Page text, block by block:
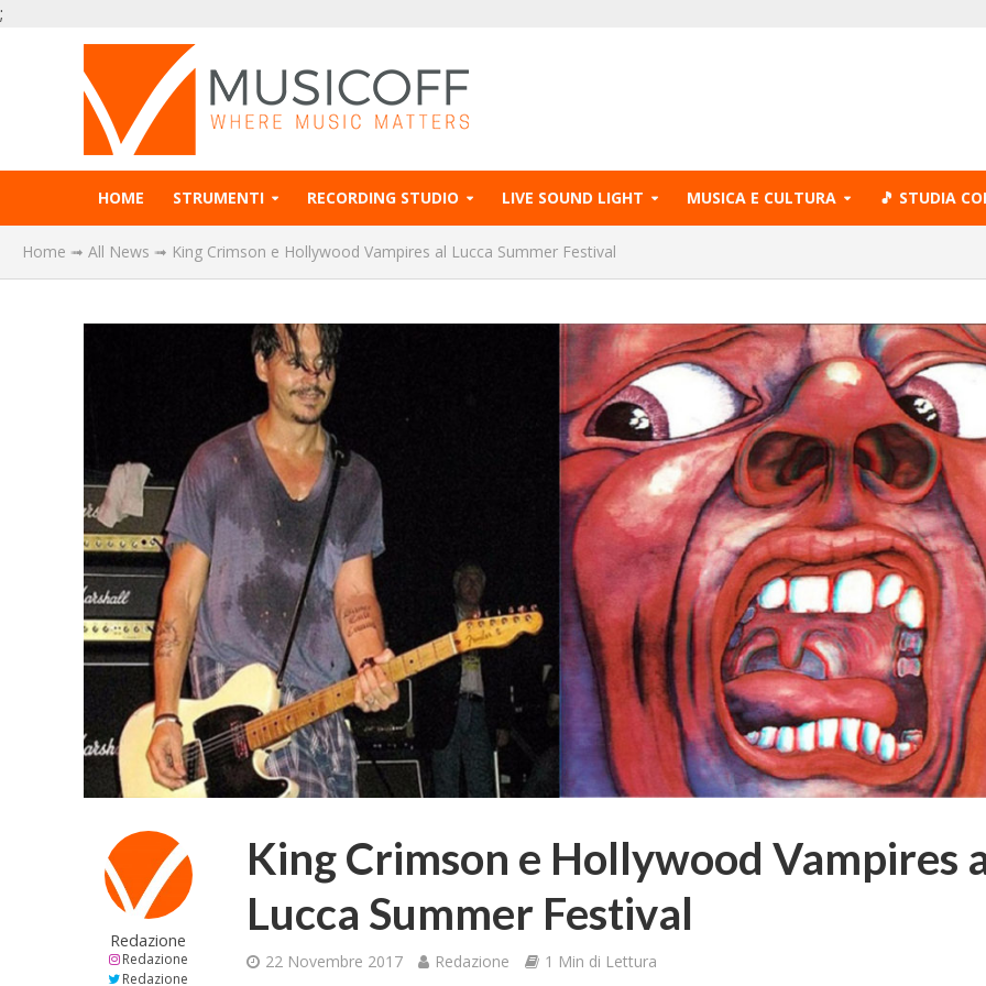
;
HOME STRUMENTI RECORDING STUDIO LIVE SOUND LIGHT MUSICA E CULTURA 🎵 STUDIA
Home ➟ All News ➟ King Crimson e Hollywood Vampires al Lucca Summer Festival
Redazione
Redazione
Redazione
King Crimson e Hollywood Vampires
Lucca Summer Festival
22 Novembre 2017 Redazione 1 Min di Lettura